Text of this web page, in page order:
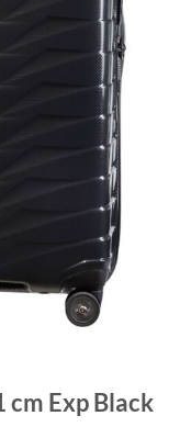
cm Exp Black